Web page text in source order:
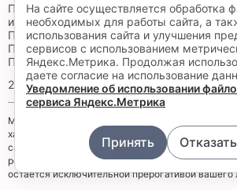
Политика в отношении обработки ПД
и красоты Катарина
Политика в отношении обработки
Поддубная
Политика в отношении обработки ПД
2026 ©
Материалы, размещенные на данной странице,
характер и предназначены для образовательных
сайта не должны использовать их в качестве
рекомендаций. Определение диагноза и выбор
остается исключительной прерогативой
На сайте осуществляется обработка
необходимых для работы сайта, а
использования сайта и улучшения
сервисов с использованием
Яндекс.Метрика. Продолжая
даете согласие на использование
Уведомление об использовании
сервиса Яндекс.Метрика
Принять